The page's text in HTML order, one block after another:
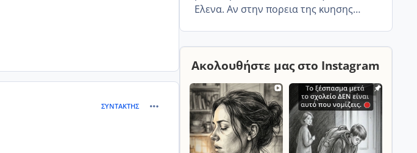
ΣΥΝΤΆΚΤΗΣ comment_996523
Ελενα. Αν στην πορεια της κυησης
Ακολουθήστε μας στο Instagram